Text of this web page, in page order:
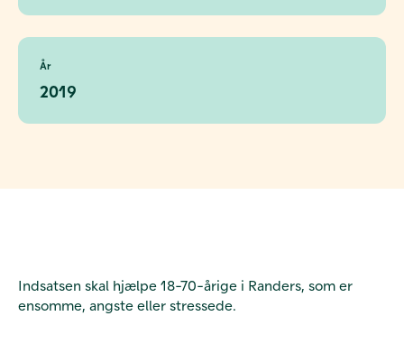
År
2019
Indsatsen skal hjælpe 18-70-årige i Randers, som er
ensomme, angste eller stressede.